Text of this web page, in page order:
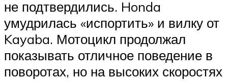
не подтвердились. Honda
умудрилась «испортить» и вилку от
Kayaba. Мотоцикл продолжал
показывать отличное поведение в
поворотах, но на высоких скоростях